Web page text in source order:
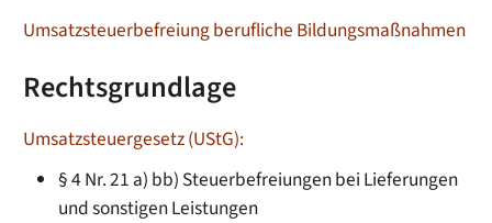
Umsatzsteuerbefreiung berufliche Bildungsmaßnahmen
Rechtsgrundlage
Umsatzsteuergesetz (UStG):
§ 4 Nr. 21 a) bb) Steuerbefreiungen bei Lieferungen
und sonstigen Leistungen